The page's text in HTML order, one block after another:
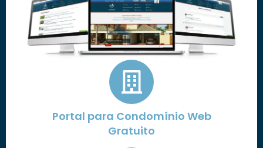
Portal para Condomínio Web
Gratuito